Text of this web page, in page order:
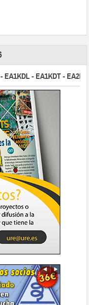
- EA1KDT - EA2FBJ